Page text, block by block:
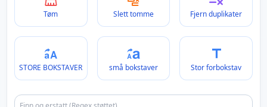
Tøm Slett tomme Fjern duplikater
STORE BOKSTAVER små bokstaver Stor forbokstav